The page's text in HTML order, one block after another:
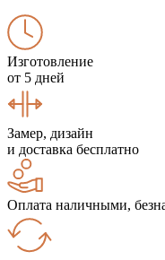
Изготовление
от 5 дней
Замер, дизайн
и доставка бесплатно
Оплата наличными,